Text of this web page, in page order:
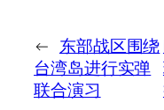
← 东部战区围绕
台湾岛进行实弹
联合演习